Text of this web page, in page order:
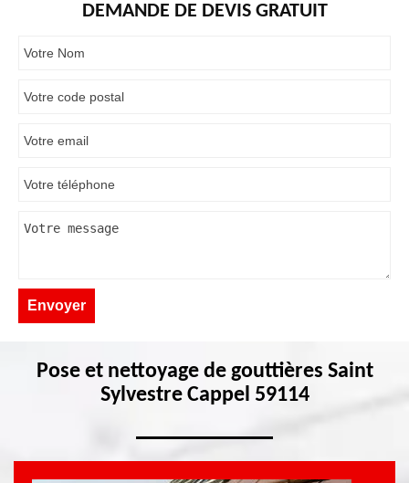
DEMANDE DE DEVIS GRATUIT
Pose et nettoyage de gouttières Saint
Sylvestre Cappel 59114